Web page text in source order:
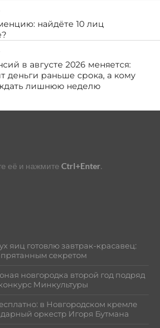
найдёте 10 лиц
в августе 2026 меняется:
деньги раньше срока, а кому
лишнюю неделю
её и нажмите Ctrl+Enter.
яиц готовлю завтрак-красавец:
секретом
новгородка второй год подряд
Минкультуры
в Новгородском кремле
оркестр Игоря Бутмана